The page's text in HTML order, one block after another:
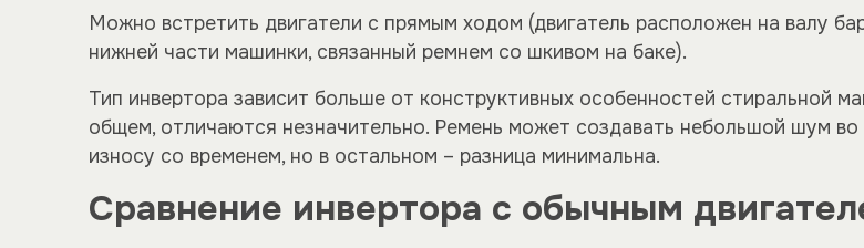
Можно встретить двигатели с прямым ходом (двигатель расположен на валу
нижней части машинки, связанный ремнем со шкивом на баке).
Тип инвертора зависит больше от конструктивных особенностей стиральной
общем, отличаются незначительно. Ремень может создавать небольшой шум
износу со временем, но в остальном – разница минимальна.
Сравнение инвертора с обычным